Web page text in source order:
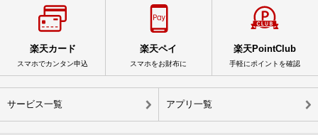
楽天カード
スマホでカンタン申込
楽天ペイ
スマホをお財布に
楽天PointClub
手軽にポイントを確認
サービス一覧 アプリ一覧